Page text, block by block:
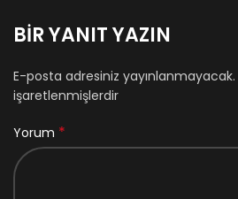
BIR YANIT YAZIN
E-posta adresiniz yayınlanmayacak.
işaretlenmişlerdir
Yorum *